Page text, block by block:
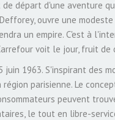
départ d'une aventure
ouvre une
un empire. C'est à
voit le jour, fruit
1963. S'inspirant des
parisienne. Le
peuvent
le tout en libre-